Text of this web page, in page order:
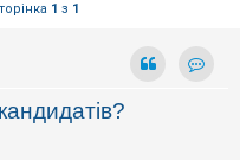
1 з 1